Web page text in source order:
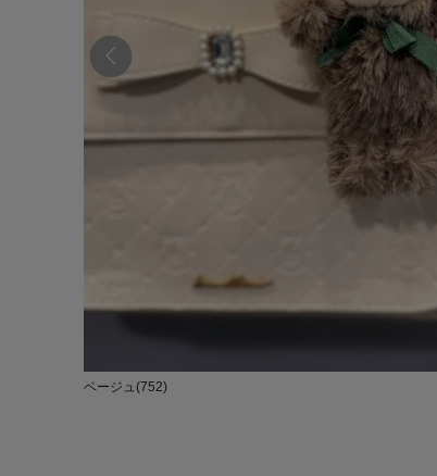
ベージュ(752)